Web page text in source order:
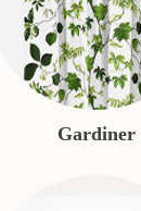
Gardiner